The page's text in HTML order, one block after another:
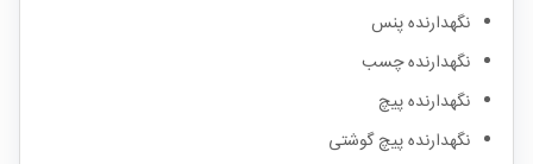
نگهدارنده پنس
نگهدارنده چسب
نگهدارنده پیچ
نگهدارنده پیچ گوشتی